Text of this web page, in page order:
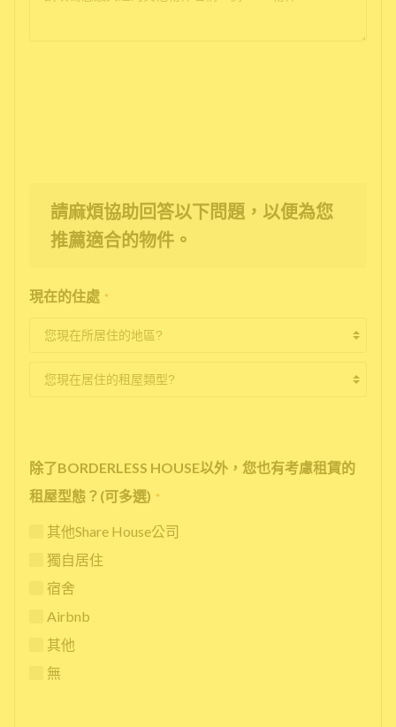
請麻煩協助回答以下問題，以便為您
推薦適合的物件。
現在的住處 *
除了BORDERLESS HOUSE以外，您也有考慮租賃的
租屋型態？(可多選) *
其他Share House公司
獨自居住
宿舍
Airbnb
其他
無